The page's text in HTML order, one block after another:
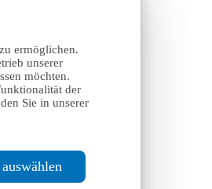
ermöglichen.
unserer
möchten.
der
Sie in unserer